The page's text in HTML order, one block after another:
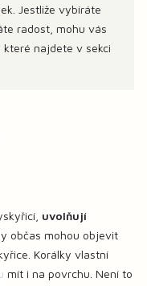
Jestliže vybíráte
radost, mohu vás
které najdete v sekci
uvolňují
občas mohou objevit
Korálky vlastní
i na povrchu. Není to